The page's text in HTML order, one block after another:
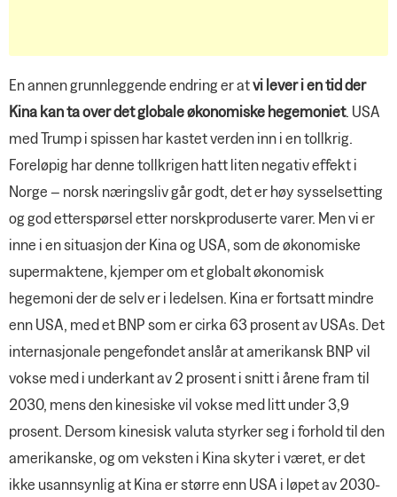
En annen grunnleggende endring er atvi lever i en tid der
Kina kan ta over det globale økonomiske hegemoniet. USA
med Trump i spissen har kastet verden inn i en tollkrig.
Foreløpig har denne tollkrigen hatt liten negativ effekt i
Norge – norsk næringsliv går godt, det er høy sysselsetting
og god etterspørsel etter norskproduserte varer. Men vi er
inne i en situasjon der Kina og USA, som de økonomiske
supermaktene, kjemper om et globalt økonomisk
hegemoni der de selv er i ledelsen. Kina er fortsatt mindre
enn USA, med et BNP som er cirka 63 prosent av USAs. Det
internasjonale pengefondet anslår at amerikansk BNP vil
vokse med i underkant av 2 prosent i snitt i årene fram til
2030, mens den kinesiske vil vokse med litt under 3,9
prosent. Dersom kinesisk valuta styrker seg i forhold til den
amerikanske, og om veksten i Kina skyter i været, er det
ikke usannsynlig at Kina er større enn USA i løpet av 2030-